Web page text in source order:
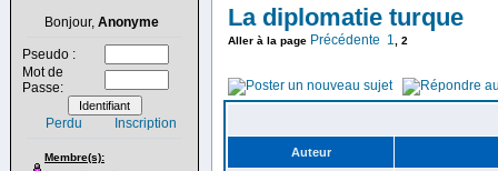
Bonjour, Anonyme
Pseudo :
Mot de
Passe:
Perdu Inscription
Membre(s):
La diplomatie turque
Aller à la page Précédente 1 2
Auteur